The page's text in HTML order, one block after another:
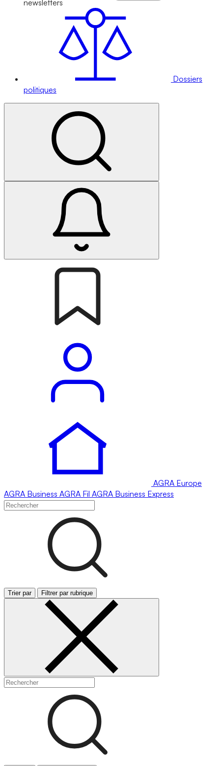
newsletters
Dossiers
politiques
AGRA Europe
AGRA Business AGRA Fil AGRA Business Express
Trier par Filtrer par rubrique